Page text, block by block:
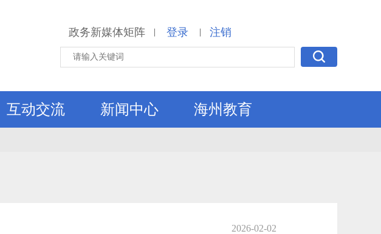
政务新媒体矩阵 | 登录 | 注销
互动交流 新闻中心 海州教育
2026-02-02